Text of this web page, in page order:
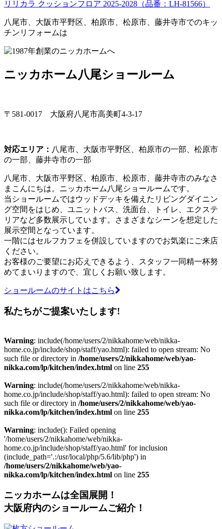
リリカラ クッションフロア 2025-2028（品番：LH-81566）
八尾市、大阪市平野区、柏原市、松原市、藤井寺市でのキッ
チンリフォームは
ニッカホーム八尾ショールーム
〒581-0017 大阪府八尾市高美町4-3-17
対応エリア： 八尾市、大阪市平野区、柏原市の一部、松原市
の一部、藤井寺市の一部
八尾市、大阪市平野区、柏原市、松原市、藤井寺市のみなさ
まこんにちは。ニッカホーム八尾ショールームです。
当ショールームではウッドデッキを備えたリビングダイニン
グ空間をはじめ、ユニットバス、洗面台、トイレ、エクステ
リアなど多数展示しています。さまざまなシーンを想定した
展示空間となっています。
一階にはセルフカフェを併設していますのでお気楽にご来店
ください。
お客様のご要望にお応えできるよう、スタッフ一同精一杯努
めてまいりますので、宜しくお願い致します。
ショールームのサイトはこちら
私たちがご提案いたします!
Warning: include(/home/users/2/nikkahome/web/nikka-
home.co.jp/include/shop/staff/yao.html): failed to open stream: No
such file or directory in /home/users/2/nikkahome/web/yao-
nikka.com/lp/kitchen/index.html on line 255
Warning: include(/home/users/2/nikkahome/web/nikka-
home.co.jp/include/shop/staff/yao.html): failed to open stream: No
such file or directory in /home/users/2/nikkahome/web/yao-
nikka.com/lp/kitchen/index.html on line 255
Warning: include(): Failed opening
'/home/users/2/nikkahome/web/nikka-
home.co.jp/include/shop/staff/yao.html' for inclusion
(include_path='.:/usr/local/php/5.6/lib/php') in
/home/users/2/nikkahome/web/yao-
nikka.com/lp/kitchen/index.html on line 255
ニッカホームは全国展開！
大阪府内のショールームご紹介！